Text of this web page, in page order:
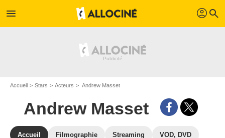
menu profil search
Accueil Stars Acteurs Andrew Masset
Andrew Masset
Accueil Filmographie Streaming VOD, DVD